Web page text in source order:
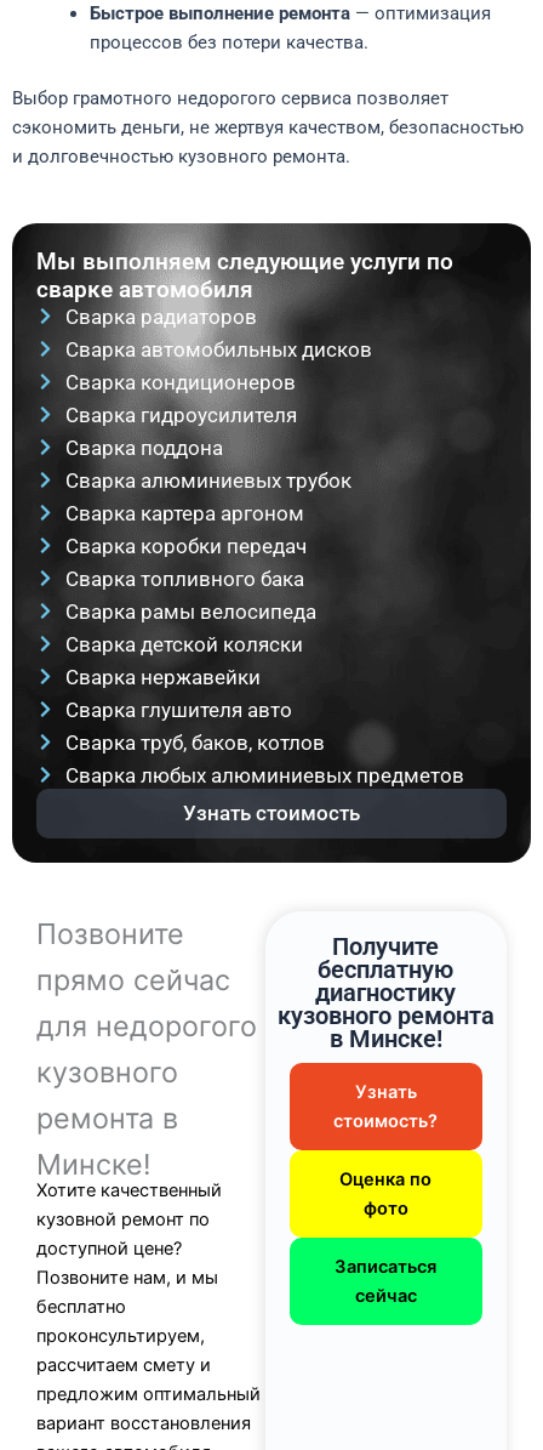
Быстрое выполнение ремонта— оптимизация
процессов без потери качества.
Выбор грамотного недорогого сервиса позволяет
сэкономить деньги, не жертвуя качеством, безопасностью
и долговечностью кузовного ремонта.
Мы выполняем следующие услуги по
сварке автомобиля
Сварка радиаторов
Сварка автомобильных дисков
Сварка кондиционеров
Сварка гидроусилителя
Сварка поддона
Сварка алюминиевых трубок
Сварка картера аргоном
Сварка коробки передач
Сварка топливного бака
Сварка рамы велосипеда
Сварка детской коляски
Сварка нержавейки
Сварка глушителя авто
Сварка труб, баков, котлов
Сварка любых алюминиевых предметов
Узнать стоимость
Позвоните
прямо сейчас
для недорогого
кузовного
ремонта в
Минске!
Хотите качественный
кузовной ремонт по
доступной цене?
Позвоните нам, и мы
бесплатно
проконсультируем,
рассчитаем смету и
предложим оптимальный
вариант восстановления
Получите
бесплатную
диагностику
кузовного ремонта
в Минске!
Узнать
стоимость?
Оценка по
фото
Записаться
сейчас